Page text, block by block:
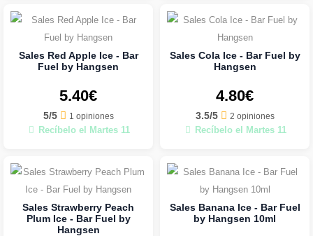
Sales Red Apple Ice - Bar
Fuel by Hangsen
5.40€
5/5 1 opiniones
Recíbelo el Martes 11
Sales Cola Ice - Bar Fuel by
Hangsen
4.80€
3.5/5 2 opiniones
Recíbelo el Martes 11
Sales Strawberry Peach
Plum Ice - Bar Fuel by
Hangsen
Sales Banana Ice - Bar Fuel
by Hangsen 10ml